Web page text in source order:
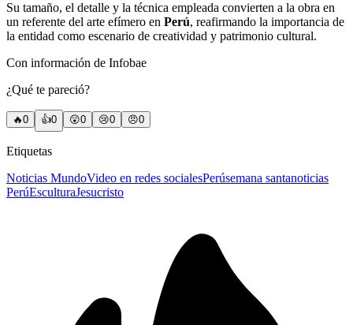
Su tamaño, el detalle y la técnica empleada convierten a la obra en
un referente del arte efímero en Perú, reafirmando la importancia de
la entidad como escenario de creatividad y patrimonio cultural.
Con información de Infobae
¿Qué te pareció?
🔥0 👍0 😲0 😢0 😠0
Etiquetas
Noticias MundoVideo en redes socialesPerúsemana santanoticias
PerúEsculturaJesucristo